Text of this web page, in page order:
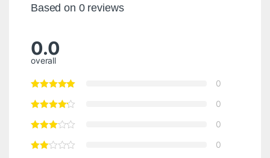
Based on 0 reviews
0.0
overall
0
0
0
0